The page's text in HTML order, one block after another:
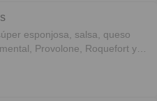
esponjosa, salsa, queso
Provolone, Roquefort y